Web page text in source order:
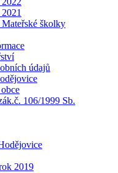
školky
údajů
106/1999 Sb.
2019